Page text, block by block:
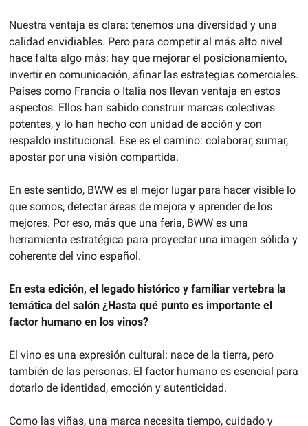
Nuestra ventaja es clara: tenemos una diversidad y una
calidad envidiables. Pero para competir al más alto nivel
hace falta algo más: hay que mejorar el posicionamiento,
invertir en comunicación, afinar las estrategias comerciales.
Países como Francia o Italia nos llevan ventaja en estos
aspectos. Ellos han sabido construir marcas colectivas
potentes, y lo han hecho con unidad de acción y con
respaldo institucional. Ese es el camino: colaborar, sumar,
apostar por una visión compartida.
En este sentido, BWW es el mejor lugar para hacer visible lo
que somos, detectar áreas de mejora y aprender de los
mejores. Por eso, más que una feria, BWW es una
herramienta estratégica para proyectar una imagen sólida y
coherente del vino español.
En esta edición, el legado histórico y familiar vertebra la
temática del salón ¿Hasta qué punto es importante el
factor humano en los vinos?
El vino es una expresión cultural: nace de la tierra, pero
también de las personas. El factor humano es esencial para
dotarlo de identidad, emoción y autenticidad.
Como las viñas, una marca necesita tiempo, cuidado y